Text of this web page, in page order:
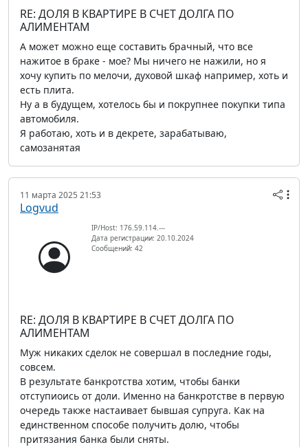
RE: ДОЛЯ В КВАРТИРЕ В СЧЕТ ДОЛГА ПО
АЛИМЕНТАМ
А может можно еще составить брачный, что все
нажитое в браке - мое? Мы ничего не нажили, но я
хочу купить по мелочи, духовой шкаф например, хоть и
есть плита.
Ну а в будущем, хотелось бы и покрупнее покупки типа
автомобиля.
Я работаю, хоть и в декрете, зарабатываю,
самозанятая
11 марта 2025 21:53
Logvud
IP/Host: 176.59.114.---
Дата регистрации: 20.10.2024
Сообщений: 42
RE: ДОЛЯ В КВАРТИРЕ В СЧЕТ ДОЛГА ПО
АЛИМЕНТАМ
Муж никаких сделок не совершал в последние годы,
совсем.
В результате банкротства хотим, чтобы банки
отступиоись от доли. Именно на банкротстве в первую
очередь также настаивает бывшая супруга. Как на
единственном способе получить долю, чтобы
притязания банка были сняты.